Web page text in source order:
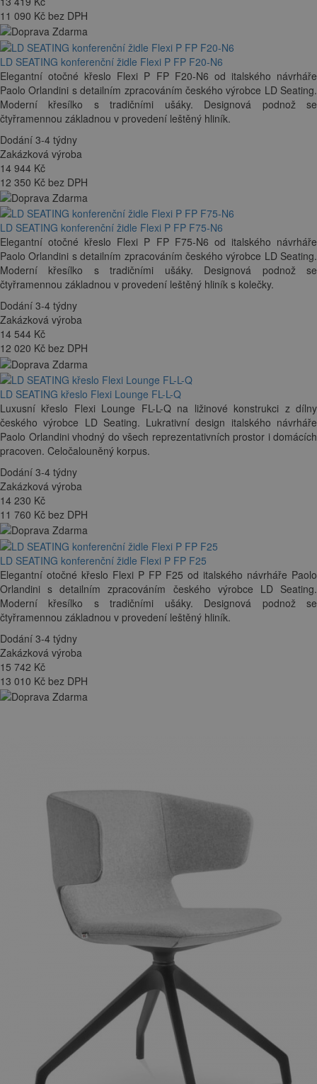
11 090 Kč bez DPH
LD SEATING konferenční židle Flexi P FP F20-N6
Elegantní otočné křeslo Flexi P FP F20-N6 od italského návrháře
Paolo Orlandini s detailním zpracováním českého výrobce LD Seating.
Moderní křesílko s tradičními ušáky. Designová podnož se
čtyřramennou základnou v provedení leštěný hliník.
Dodání 3-4 týdny
Zakázková výroba
14 944 Kč
12 350 Kč bez DPH
LD SEATING konferenční židle Flexi P FP F75-N6
Elegantní otočné křeslo Flexi P FP F75-N6 od italského návrháře
Paolo Orlandini s detailním zpracováním českého výrobce LD Seating.
Moderní křesílko s tradičními ušáky. Designová podnož se
čtyřramennou základnou v provedení leštěný hliník s kolečky.
Dodání 3-4 týdny
Zakázková výroba
14 544 Kč
12 020 Kč bez DPH
LD SEATING křeslo Flexi Lounge FL-L-Q
Luxusní křeslo Flexi Lounge FL-L-Q na ližinové konstrukci z dílny
českého výrobce LD Seating. Lukrativní design italského návrháře
Paolo Orlandini vhodný do všech reprezentativních prostor i domácích
pracoven. Celočalouněný korpus.
Dodání 3-4 týdny
Zakázková výroba
14 230 Kč
11 760 Kč bez DPH
LD SEATING konferenční židle Flexi P FP F25
Elegantní otočné křeslo Flexi P FP F25 od italského návrháře Paolo
Orlandini s detailním zpracováním českého výrobce LD Seating.
Moderní křesílko s tradičními ušáky. Designová podnož se
čtyřramennou základnou v provedení leštěný hliník.
Dodání 3-4 týdny
Zakázková výroba
15 742 Kč
13 010 Kč bez DPH